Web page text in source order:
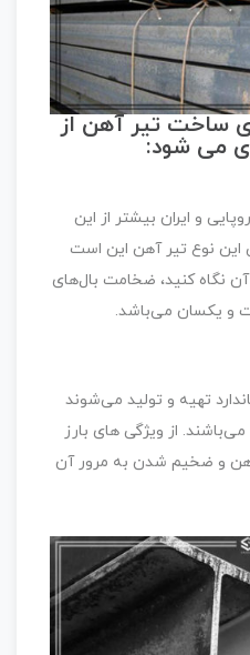
ساخت تیر آهن از
می‌ شود:
و ایران بیشتر از این
این نوع تیر آهن این است
نگاه کنید، ضخامت بال‌های
و یکسان می‌باشد.
تهیه و تولید می‌شوند
از ویژگی های بارز
و ضخیم شدن به مرور آن